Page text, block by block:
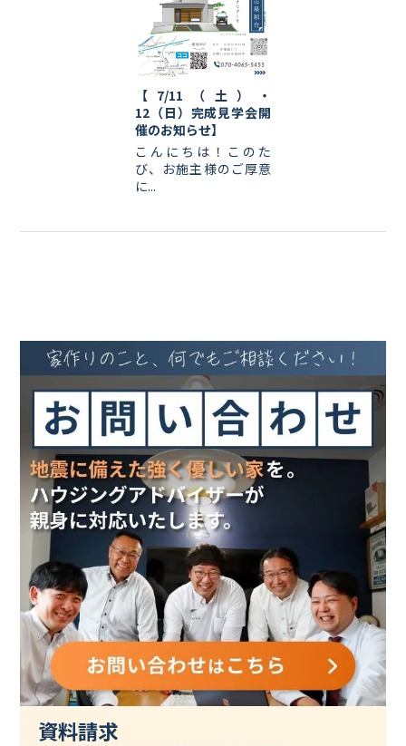
【7/11（土）・
12（日）完成見学会開
催のお知らせ】
こんにちは！このた
び、お施主様のご厚意
に...
資料請求